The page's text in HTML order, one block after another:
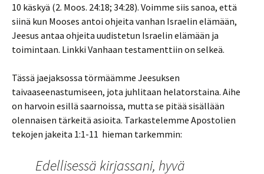
10 käskyä (2. Moos. 24:18; 34:28). Voimme siis sanoa, että
siinä kun Mooses antoi ohjeita vanhan Israelin elämään,
Jeesus antaa ohjeita uudistetun Israelin elämään ja
toimintaan. Linkki Vanhaan testamenttiin on selkeä.
Tässä jaejaksossa törmäämme Jeesuksen
taivaaseenastumiseen, jota juhlitaan helatorstaina. Aihe
on harvoin esillä saarnoissa, mutta se pitää sisällään
olennaisen tärkeitä asioita. Tarkastelemme Apostolien
tekojen jakeita 1:1-11 hieman tarkemmin:
Edellisessä kirjassani, hyvä